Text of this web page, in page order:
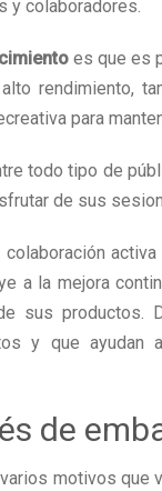
y colaboradores.
es que es
rendimiento,
para
todo tipo de
de sus
a la mejora
sus productos.
y que ayudan
de
motivos que